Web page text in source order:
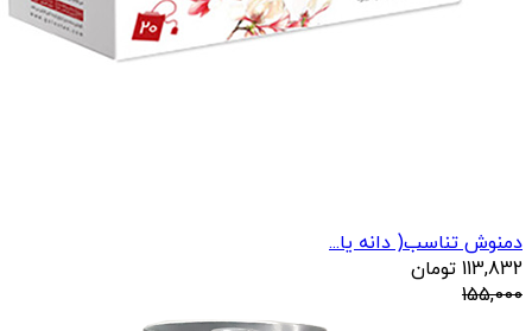
دمنوش تناسب( دانه یا...
113,832 تومان
155,000